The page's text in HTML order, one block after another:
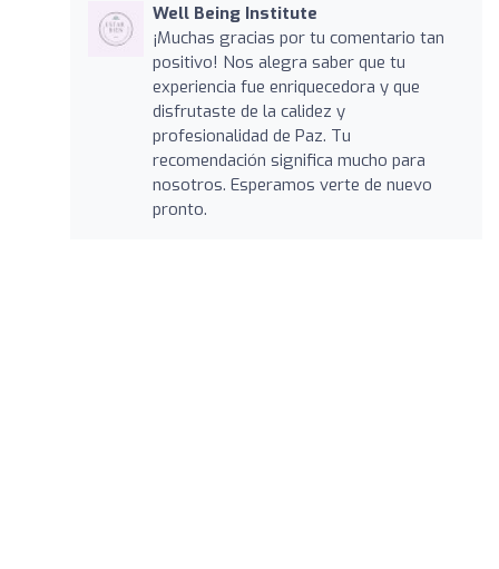
Well Being Institute
¡Muchas gracias por tu comentario tan
positivo! Nos alegra saber que tu
experiencia fue enriquecedora y que
disfrutaste de la calidez y
profesionalidad de Paz. Tu
recomendación significa mucho para
nosotros. Esperamos verte de nuevo
pronto.